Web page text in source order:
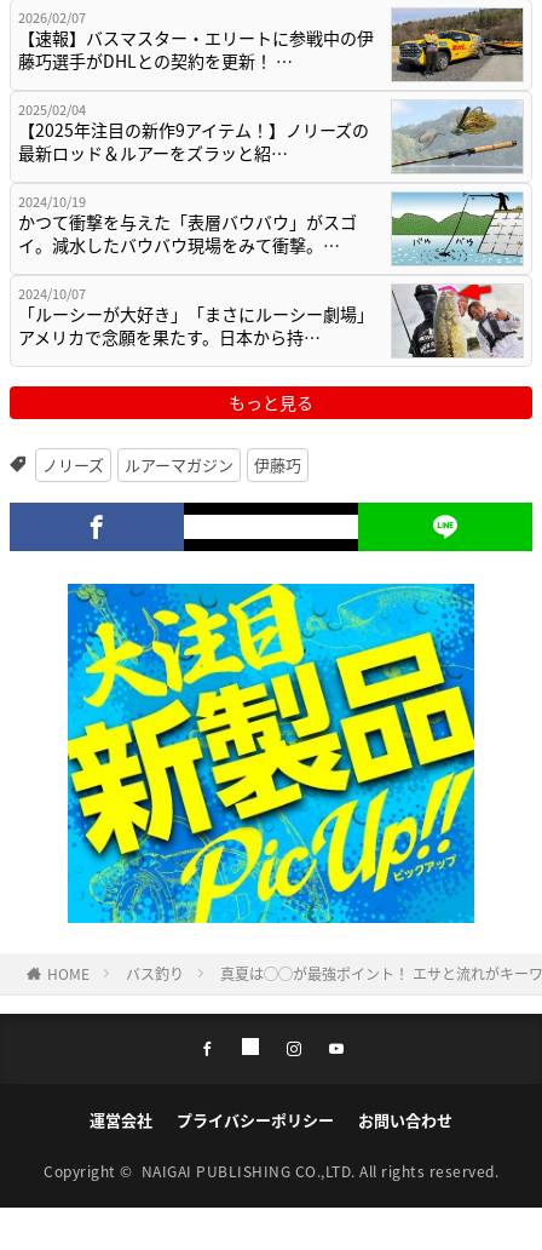
2026/02/07
【速報】バスマスター・エリートに参戦中の伊
藤巧選手がDHLとの契約を更新！ …
2025/02/04
【2025年注目の新作9アイテム！】ノリーズの
最新ロッド＆ルアーをズラッと紹…
2024/10/19
かつて衝撃を与えた「表層バウバウ」がスゴ
イ。減水したバウバウ現場をみて衝撃。…
2024/10/07
「ルーシーが大好き」「まさにルーシー劇場」
アメリカで念願を果たす。日本から持…
もっと見る
ノリーズ ルアーマガジン 伊藤巧
HOME バス釣り 真夏は◯◯が最強ポイント！ エサと流れがキー
運営会社 プライバシーポリシー お問い合わせ
Copyright © NAIGAI PUBLISHING CO.,LTD. All rights reserved.